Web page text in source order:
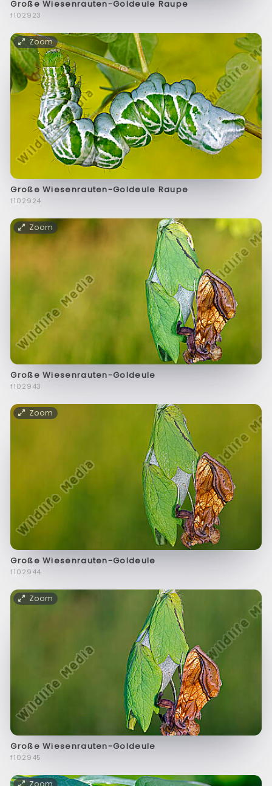
Große Wiesenrauten-Goldeule Raupe
f102923
Zoom
Große Wiesenrauten-Goldeule Raupe
f102924
Zoom
Große Wiesenrauten-Goldeule
f102943
Zoom
Große Wiesenrauten-Goldeule
f102944
Zoom
Große Wiesenrauten-Goldeule
f102945